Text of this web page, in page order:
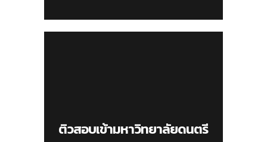
ติวสอบเข้ามหาวิทยาลัยดนตรี